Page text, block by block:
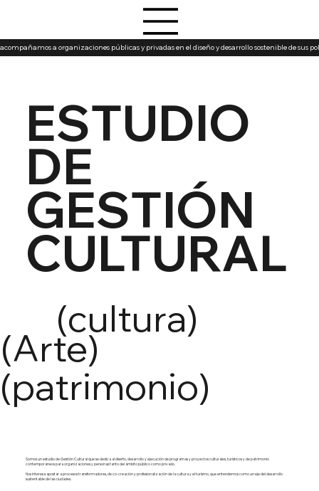
ESTUDIO
DE
GESTIÓN
CULTURAL
Somos un estudio de Gestión Cultural que se dedica al diseño, desarrollo y ejecución de programas y proyectos culturales, turísticos y de patrimonio
contemporáneos para organizaciones y personas tanto del ámbito público como privado.
Nos interesa apostar a procesos transformadores, de co-creación y profesionalización de la cultura y el turismo, que entendemos como un eje del desarrollo
sustentable de las ciudades.
(cultura)
(patrimonio)
(Arte)
acompañamos a organizaciones públicas y privadas en el diseño y desarrollo sostenible de sus